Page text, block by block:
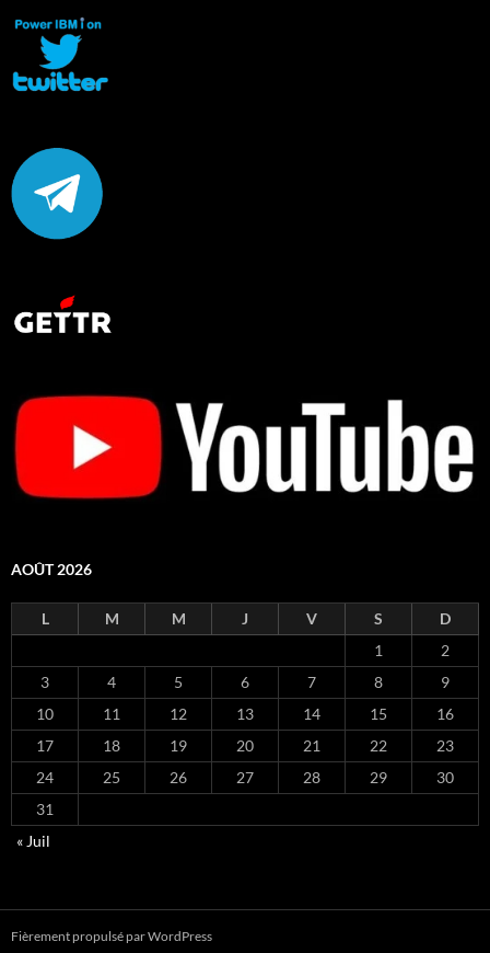
AOÛT 2026
L M M J V S
D
1
2
3
4 5 6 7 8
9
10
11 12 13 14 15
16
17
18 19 20 21 22
23
24
25 26 27 28 29
30
31
« Juil
Fièrement propulsé par WordPress